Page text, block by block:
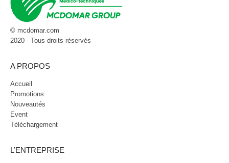
© mcdomar.com
2020 - Tous droits réservés
A PROPOS
Accueil
Promotions
Nouveautés
Event
Téléchargement
L’ENTREPRISE